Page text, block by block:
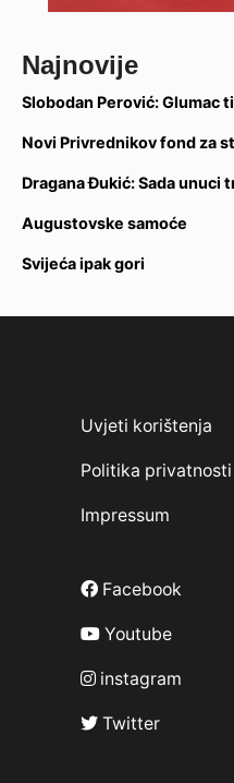
Najnovije
Slobodan Perović: Glumac
Novi Privrednikov fond za
Dragana Đukić: Sada unuci
Augustovske samoće
Svijeća ipak gori
Uvjeti korištenja
Politika privatnosti
Impressum
Facebook
Youtube
instagram
Twitter